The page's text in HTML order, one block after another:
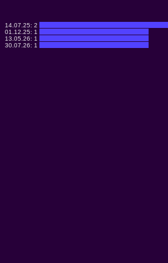
14.07.25: 2
01.12.25: 1
13.05.26: 1
30.07.26: 1